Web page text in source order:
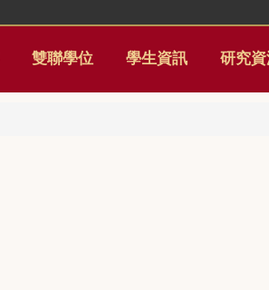
雙聯學位 學生資訊 研究